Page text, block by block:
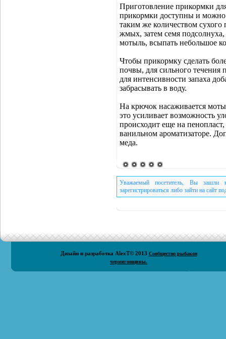
Приготовление прикормки
прикормки доступны и можно
таким же количеством сухого
жмых, затем семя
мотыль, всыпать небольшое
Чтобы прикормку сделать
почвы, для сильного течения
для интенсивности запаха
забрасывать в воду.
На крючок насаживается
это усиливает возможность
происходит еще на
ванильном ароматизаторе.
меда.
Уважаемый посетитель, Вы зашли
зарегистрироваться либо зайти на сайт
Дизайн и разработка AlexT© 2013 Сообщество рыбаков
черниговщины.